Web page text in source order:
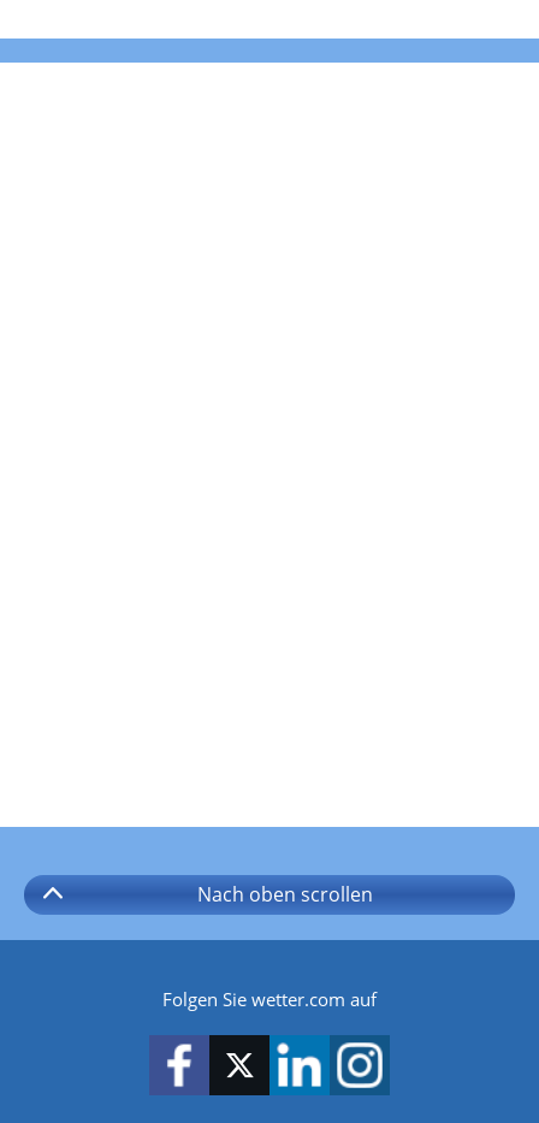
Nach oben scrollen
Folgen Sie wetter.com auf